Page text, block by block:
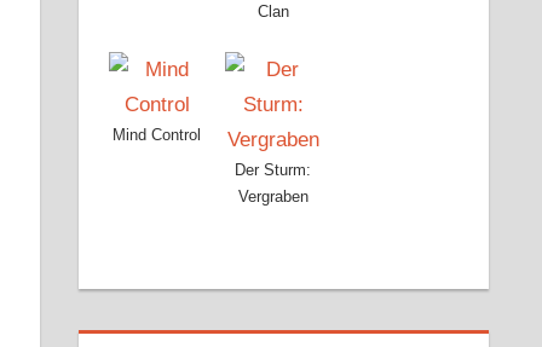
Clan
Mind Control
Der Sturm:
Vergraben